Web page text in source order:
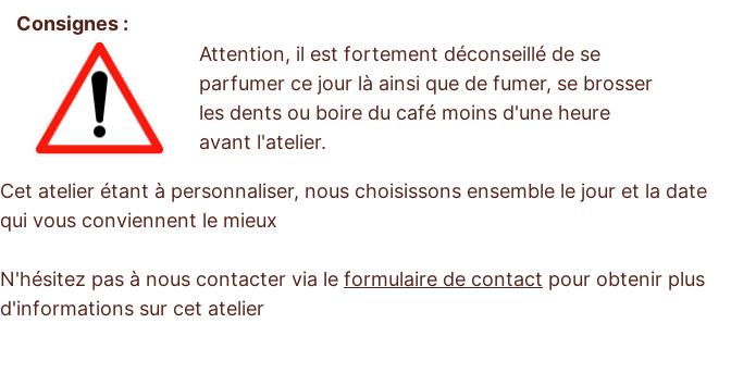
Consignes :
Attention, il est fortement déconseillé de se
parfumer ce jour là ainsi que de fumer, se brosser
les dents ou boire du café moins d'une heure
avant l'atelier.
Cet atelier étant à personnaliser, nous choisissons ensemble le jour et la date
qui vous conviennent le mieux
N'hésitez pas à nous contacter via le formulaire de contact pour obtenir plus
d'informations sur cet atelier